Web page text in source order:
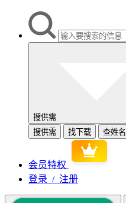
搜供需
搜供需
找下载 查姓名
会员特权
登录 / 注册